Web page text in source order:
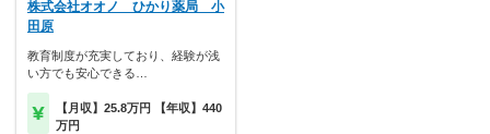
株式会社オオノ ひかり薬局 小
田原
教育制度が充実しており、経験が浅
い方でも安心できる…
【月収】25.8万円 【年収】440
万円